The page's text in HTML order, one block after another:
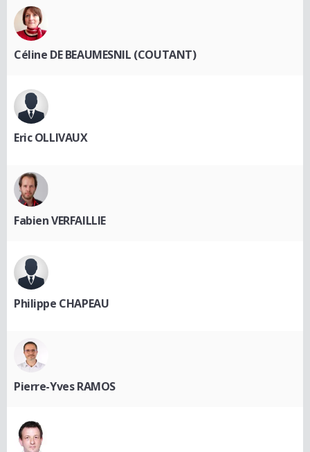
Céline DE BEAUMESNIL (COUTANT)
Eric OLLIVAUX
Fabien VERFAILLIE
Philippe CHAPEAU
Pierre-Yves RAMOS